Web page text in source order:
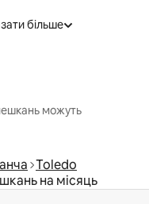
більше
можуть
Toledo
на місяць